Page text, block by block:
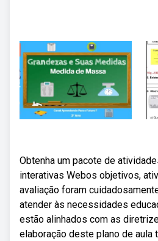
Obtenha um pacote de
interativas Webos objetivos,
avaliação foram
atender às necessidades
estão alinhados com as
elaboração deste plano de aula